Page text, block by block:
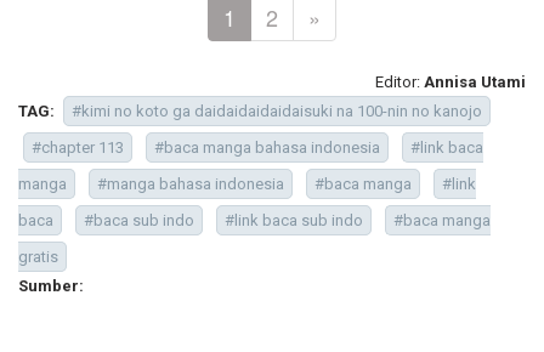
1 2 »
Editor: Annisa Utami
TAG:
#kimi no koto ga daidaidaidaidaisuki na 100-nin no kanojo
#chapter 113
#baca manga bahasa indonesia
#link baca
manga
#manga bahasa indonesia #baca manga
#link
baca
#baca sub indo #link baca sub indo
#baca manga
gratis
Sumber: